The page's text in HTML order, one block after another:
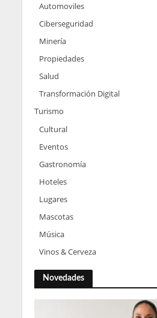
Automoviles
Ciberseguridad
Minería
Propiedades
Salud
Transformación Digital
Turismo
Cultural
Eventos
Gastronomía
Hoteles
Lugares
Mascotas
Música
Vinos & Cerveza
Novedades